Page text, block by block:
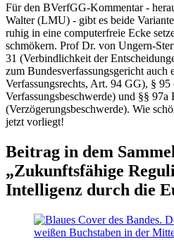
Für den BVerfGG-Kommentar -
Walter (LMU) - gibt es beide
ruhig in eine computerfreie Ecke
schmökern. Prof Dr. von Ungern-
31 (Verbindlichkeit der
zum Bundesverfassungsgericht auch
Verfassungsrechts, Art. 94 GG), §
Verfassungsbeschwerde) und §§ 97a
(Verzögerungsbeschwerde). Wie
jetzt vorliegt!
Beitrag in dem
„Zukunftsfähige
Intelligenz durch die